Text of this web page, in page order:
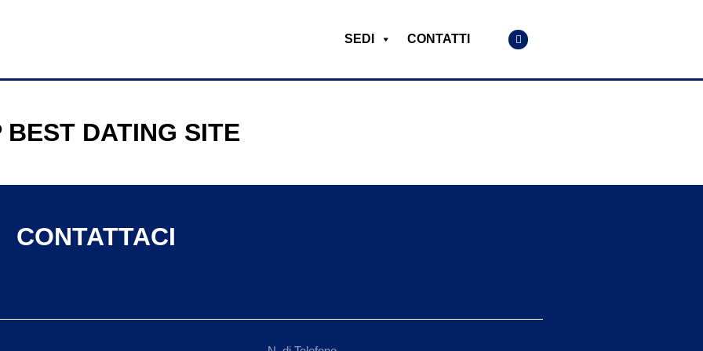
SEDI CONTATTI
BEST DATING SITE
CONTATTACI